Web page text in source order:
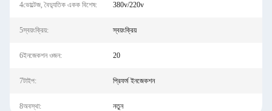
4ভোল্টেজ, বৈদ্যুতিক একক বিশেষ: 380v/220v
5স্বয়ংক্রিয়: স্বয়ংক্রিয়
6ইনজেকশন ওজন: 20
7টাইপ: প্রিফর্ম ইনজেকশন
8অবস্থা: নতুন